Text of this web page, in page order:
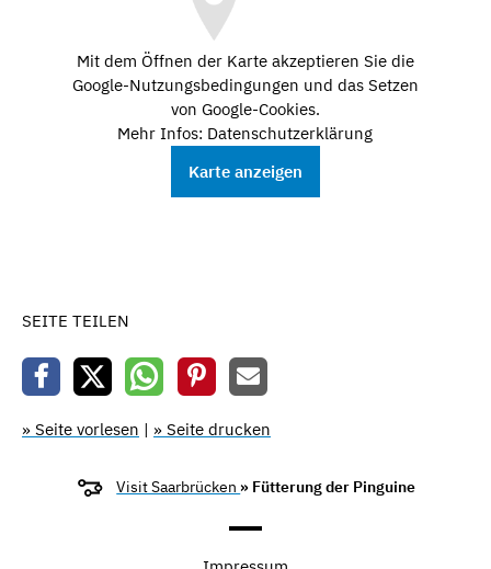
Mit dem Öffnen der Karte akzeptieren Sie die
Google-Nutzungsbedingungen und das Setzen
von Google-Cookies.
Mehr Infos: Datenschutzerklärung
Karte anzeigen
SEITE TEILEN
» Seite vorlesen | » Seite drucken
Visit Saarbrücken » Fütterung der Pinguine